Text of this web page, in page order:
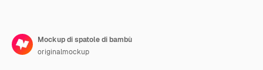
Mockup di spatole di bambù
originalmockup